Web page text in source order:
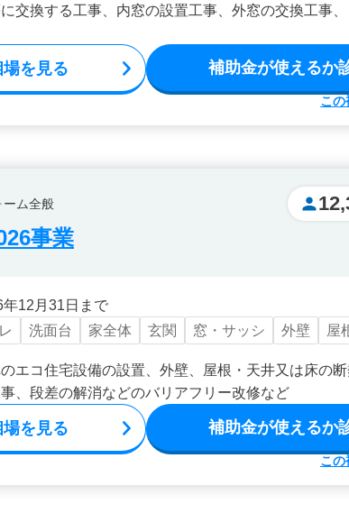
交換する工事、内窓の設置工事、外窓の交換工事
を見る 補助金が使えるか
この
ーム全般
事業
年12月31日まで
洗面台 家全体 玄関 窓・サッシ 外壁 屋
エコ住宅設備の設置、外壁、屋根・天井又は床の
、段差の解消などのバリアフリー改修など
を見る 補助金が使えるか
この